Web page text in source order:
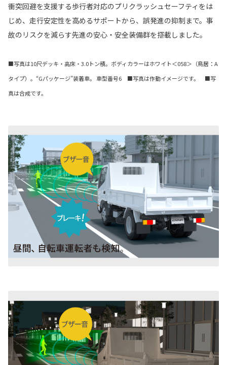
衝突回避を支援する歩行者対応のプリクラッシュセーフティをは
じめ、走行安定性を高めるサポートから、誤発進の抑制まで。事
故のリスクを減らす先進の安心・安全装備群を搭載しました。
■写真は10尺デッキ・高床・3.0トン積。ボディカラーはホワイト＜058＞（鳥居：A
タイプ）。“Gパッケージ”装着車。 車型番号6 ■写真は作動イメージです。 ■写
真は合成です。